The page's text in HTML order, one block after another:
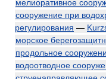
мелиоративное
сооружение при
регулирования —
морское
продольное
водоотводное